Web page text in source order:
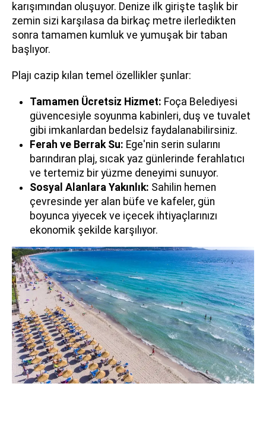
karışımından oluşuyor. Denize ilk girişte taşlık bir
zemin sizi karşılasa da birkaç metre ilerledikten
sonra tamamen kumluk ve yumuşak bir taban
başlıyor.
Plajı cazip kılan temel özellikler şunlar:
Tamamen Ücretsiz Hizmet: Foça Belediyesi
güvencesiyle soyunma kabinleri, duş ve tuvalet
gibi imkanlardan bedelsiz faydalanabilirsiniz.
Ferah ve Berrak Su: Ege'nin serin sularını
barındıran plaj, sıcak yaz günlerinde ferahlatıcı
ve tertemiz bir yüzme deneyimi sunuyor.
Sosyal Alanlara Yakınlık: Sahilin hemen
çevresinde yer alan büfe ve kafeler, gün
boyunca yiyecek ve içecek ihtiyaçlarınızı
ekonomik şekilde karşılıyor.